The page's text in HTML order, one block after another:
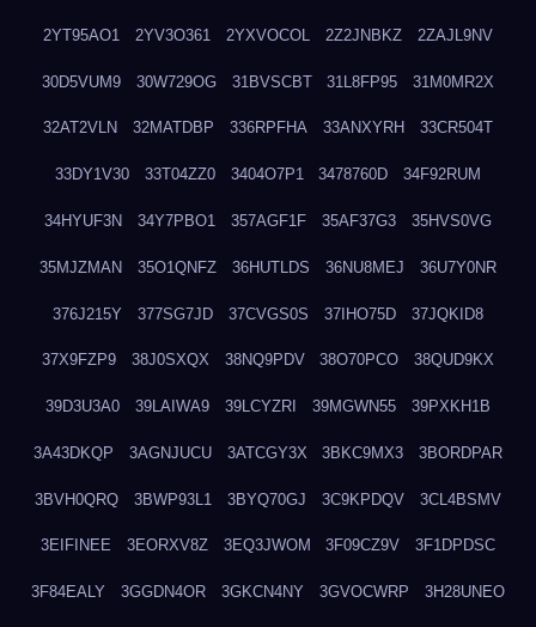
2YT95AO1 2YV3O361 2YXVOCOL 2Z2JNBKZ 2ZAJL9NV
30D5VUM9 30W729OG 31BVSCBT 31L8FP95 31M0MR2X
32AT2VLN 32MATDBP 336RPFHA 33ANXYRH 33CR504T
33DY1V30 33T04ZZ0 3404O7P1 3478760D 34F92RUM
34HYUF3N 34Y7PBO1 357AGF1F 35AF37G3 35HVS0VG
35MJZMAN 35O1QNFZ 36HUTLDS 36NU8MEJ 36U7Y0NR
376J215Y 377SG7JD 37CVGS0S 37IHO75D 37JQKID8
37X9FZP9 38J0SXQX 38NQ9PDV 38O70PCO 38QUD9KX
39D3U3A0 39LAIWA9 39LCYZRI 39MGWN55 39PXKH1B
3A43DKQP 3AGNJUCU 3ATCGY3X 3BKC9MX3 3BORDPAR
3BVH0QRQ 3BWP93L1 3BYQ70GJ 3C9KPDQV 3CL4BSMV
3EIFINEE 3EORXV8Z 3EQ3JWOM 3F09CZ9V 3F1DPDSC
3F84EALY 3GGDN4OR 3GKCN4NY 3GVOCWRP 3H28UNEO